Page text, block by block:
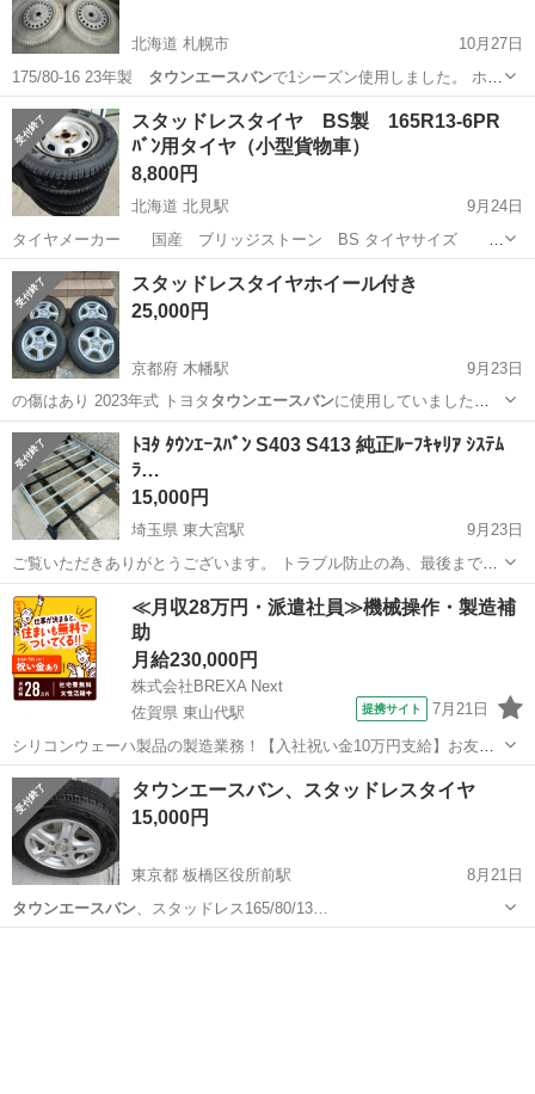
北海道 札幌市
10月27日
175/80-16 23年製 タウンエースバンで1シーズン使用しました。 ホ
イ…
北海道 札幌市 タイヤ、ホイール ブリザック
スタッドレスタイヤ BS製 165R13-6PR
ﾊﾞﾝ用タイヤ（小型貨物車）
8,800円
北海道 北見駅
9月24日
タイヤメーカー 国産 ブリッジストーン BS タイヤサイズ
165R13 6PR スタッドレスタイヤ 製造年 ３０２０製
（令和２年製） 溝の深さ 残溝 8ｍｍ程度 ８部山～ 溝
の深さは充分ですの...
北海道 北見市 北見駅 タイヤ、ホイール
スタッドレスタイヤ
スタッドレスタイヤホイール付き
25,000円
京都府 木幡駅
9月23日
の傷はあり 2023年式 トヨタ タウンエースバンに使用していました。
仕事上家…
京都 宇治市 木幡駅 タイヤ、ホイール
スタッドレスタイヤ
ﾄﾖﾀ ﾀｳﾝｴｰｽﾊﾞﾝ S403 S413 純正ﾙｰﾌｷｬﾘｱ ｼｽﾃﾑ
ﾗ…
15,000円
埼玉県 東大宮駅
9月23日
ご覧いただきありがとうございます。 トラブル防止の為、最後まで必
ずお読みください。 大切な事が書いてあります。 【状
態】 トヨタ 純正オプション品になります。 CARMATE RV-IN...
埼玉 さいたま市 東大宮駅 キャリア、ラック INNO
≪月収28万円・派遣社員≫機械操作・製造補
助
月給230,000円
株式会社BREXA Next
佐賀県 東山代駅
提携サイト 7月21日
シリコンウェーハ製品の製造業務！【入社祝い金10万円支給】お友達
やカップルとの応募OK◎年間休日129日＆休出なしでプライベート充
実♪業務はクリーンルームで快適作業◎自社正社員登用制度あり★1食
300円～の格安食堂あり！《佐...
佐賀 伊万里市
タウンエースバン、スタッドレスタイヤ
15,000円
東京都 板橋区役所前駅
8月21日
タウンエースバン、スタッドレス165/80/13…